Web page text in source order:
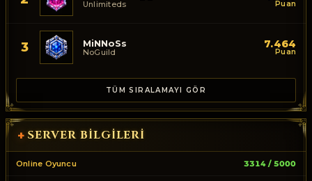
Unlimiteds Puan
3 MiNNoSs
NoGuild
7.464
Puan
TÜM SIRALAMAYI GÖR
+ SERVER BILGILERI
Online Oyuncu 3314 / 5000